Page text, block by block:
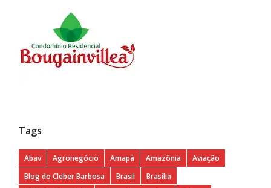
Tags
Abav Agronegócio Amapá Amazônia
Aviação
Blog do Cleber Barbosa
Brasil
Brasília